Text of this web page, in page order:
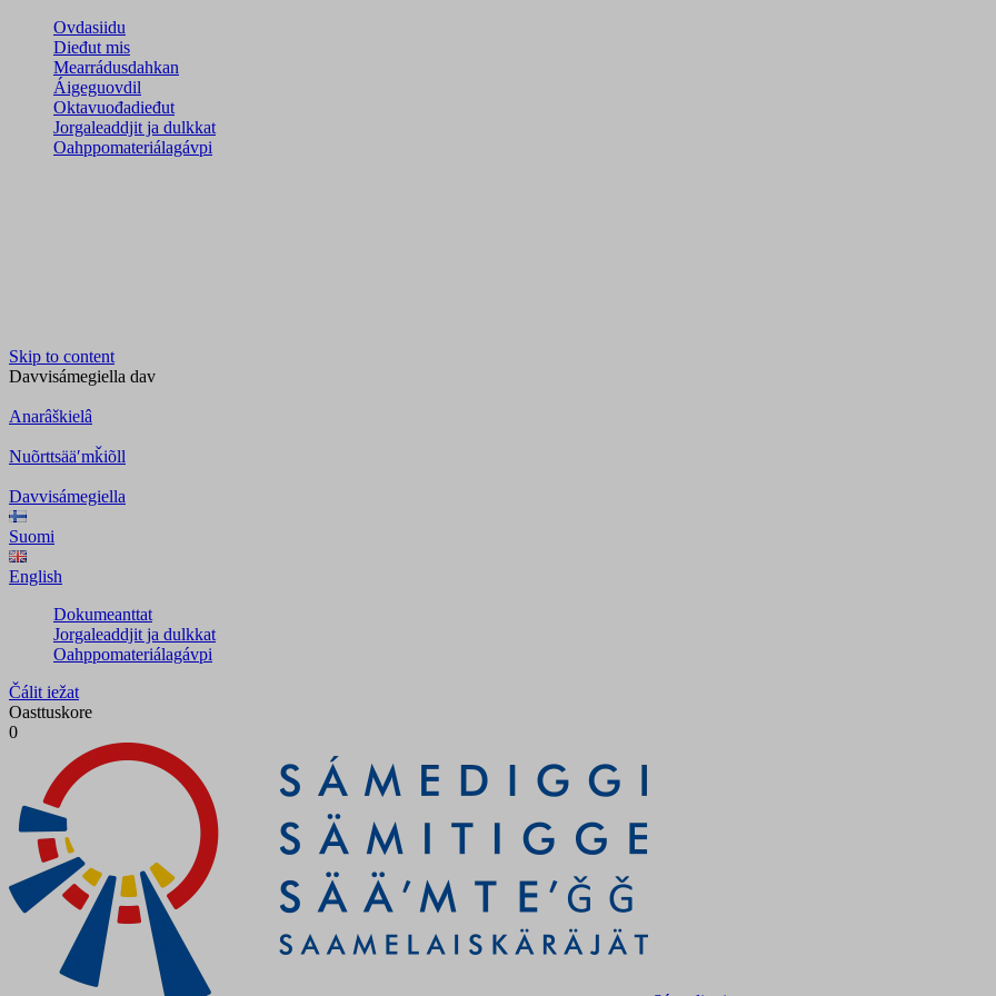
Ovdasiidu
Dieđut mis
Mearrádusdahkan
Áigeguovdil
Oktavuođadieđut
Jorgaleaddjit ja dulkkat
Oahppomateriálagávpi
Skip to content
Davvisámegiella dav
Anarâškielâ
Nuõrttsääʹmǩiõll
Davvisámegiella
Suomi
English
Dokumeanttat
Jorgaleaddjit ja dulkkat
Oahppomateriálagávpi
Čálit iežat
Oasttuskore
0